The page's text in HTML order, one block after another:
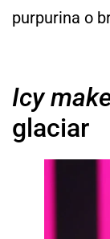
purpurina o
Icy
glaciar